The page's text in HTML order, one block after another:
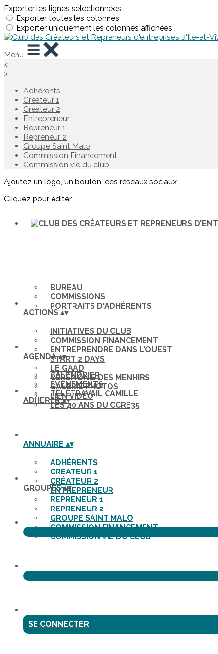
Exporter les lignes sélectionnées
Exporter toutes les colonnes
Exporter uniquement les colonnes affichées
Menu
<
>
Adhérents
Createur 1
Créateur 2
Entrepreneur
Repreneur 1
Repreneur 2
Groupe Saint Malo
Commission Financement
Commission vie du club
Ajoutez un logo, un bouton, des réseaux sociaux
Cliquez pour éditer
BUREAU
COMMISSIONS
PORTRAITS D'ADHÉRENTS
ACTIONS▴▾
INITIATIVES DU CLUB
COMMISSION FINANCEMENT
ENTREPRENDRE DANS L'OUEST
START 2 DAYS
LE GAAD
CÉRÉMONIE DES MENHIRS
GALERIE PHOTOS
LIEN VIDÉO
LES 40 ANS DU CCRE35
AGENDA▴▾
CALENDRIER
EVÉNEMENTS
TÉLÉTRAVAIL CAMILLE
ADHERER▴▾
ANNUAIRE ▴▾
ADHÉRENTS
CREATEUR 1
CRÉATEUR 2
ENTREPRENEUR
REPRENEUR 1
REPRENEUR 2
GROUPE SAINT MALO
COMMISSION FINANCEMENT
COMMISSION VIE DU CLUB
GROUPES▴▾
SE CONNECTER